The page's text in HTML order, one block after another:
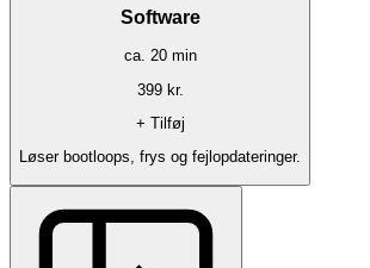
Software
ca. 20min
399kr.
+ Tilføj
Løser bootloops, frys og fejlopdateringer.